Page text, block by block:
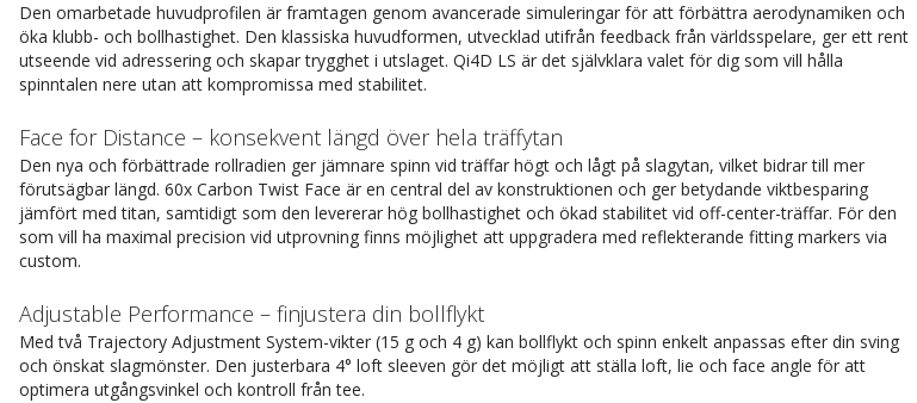
Den omarbetade huvudprofilen är framtagen genom avancerade simuleringar för att förbättra aerodynamiken och
öka klubb- och bollhastighet. Den klassiska huvudformen, utvecklad utifrån feedback från världsspelare, ger ett rent
utseende vid adressering och skapar trygghet i utslaget. Qi4D LS är det självklara valet för dig som vill hålla
spinntalen nere utan att kompromissa med stabilitet.
Face for Distance – konsekvent längd över hela träffytan
Den nya och förbättrade rollradien ger jämnare spinn vid träffar högt och lågt på slagytan, vilket bidrar till mer
förutsägbar längd. 60x Carbon Twist Face är en central del av konstruktionen och ger betydande viktbesparing
jämfört med titan, samtidigt som den levererar hög bollhastighet och ökad stabilitet vid off-center-träffar. För den
som vill ha maximal precision vid utprovning finns möjlighet att uppgradera med reflekterande fitting markers via
custom.
Adjustable Performance – finjustera din bollflykt
Med två Trajectory Adjustment System-vikter (15 g och 4 g) kan bollflykt och spinn enkelt anpassas efter din sving
och önskat slagmönster. Den justerbara 4° loft sleeven gör det möjligt att ställa loft, lie och face angle för att
optimera utgångsvinkel och kontroll från tee.